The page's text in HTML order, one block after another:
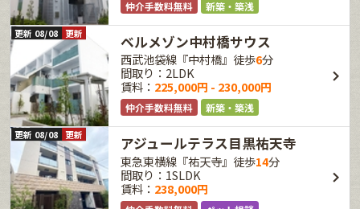
仲介手数料無料 新築・築浅
更新 08/08 更新 ベルメゾン中村橋サウス
西武池袋線『中村橋』徒歩6分
間取り：2LDK
賃料： 225,000円 - 230,000円
仲介手数料無料 新築・築浅
更新 08/08 更新 アジュールテラス目黒祐天寺
東急東横線『祐天寺』徒歩14分
間取り：1SLDK
賃料： 238,000円